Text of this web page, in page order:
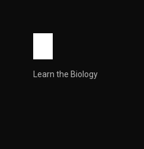
लैक्टुलोज सोल्यूशन USP एक बहुत
Learn the Biology